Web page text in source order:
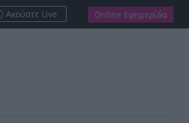
Ακούστε Live Online Εφημερίδα